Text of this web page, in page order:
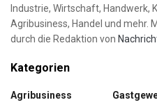
Industrie, Wirtschaft, Handwerk,
Agribusiness, Handel und mehr.
durch die Redaktion von
Kategorien
Agribusiness